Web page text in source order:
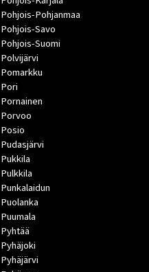
Pohjois-Pohjanmaa
Pohjois-Savo
Pohjois-Suomi
Polvijärvi
Pomarkku
Pori
Pornainen
Porvoo
Posio
Pudasjärvi
Pukkila
Pulkkila
Punkalaidun
Puolanka
Puumala
Pyhtää
Pyhäjoki
Pyhäjärvi